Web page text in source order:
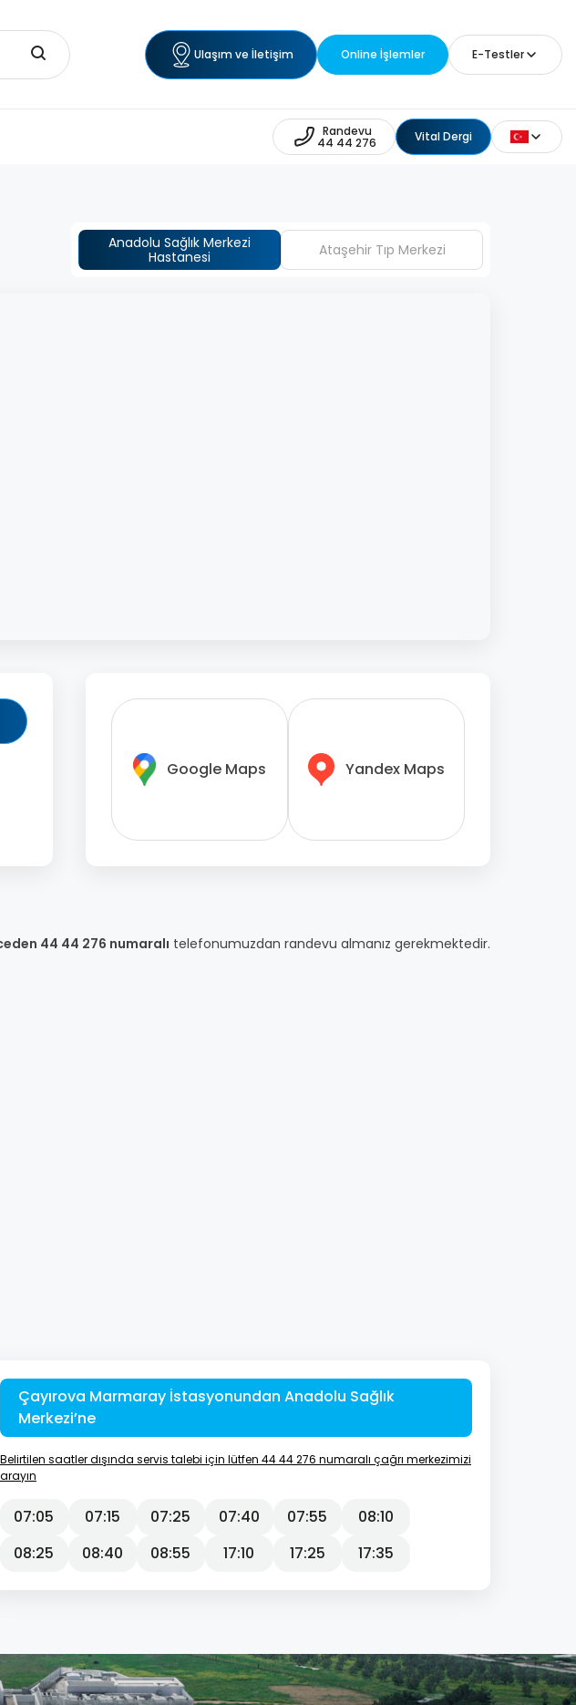
Ulaşım ve İletişim Online İşlemler E-Testler
Randevu
44 44 276 Vital Dergi
Anadolu Sağlık Merkezi
Hastanesi
Ataşehir Tıp Merkezi
Google Maps Yandex Maps
44 44 276 numaralı telefonumuzdan randevu almanız gerekmektedir.
Çayırova Marmaray İstasyonundan Anadolu Sağlık
Merkezi’ne
Belirtilen saatler dışında servis talebi için lütfen 44 44 276 numaralı çağrı merkezimizi
arayın
07:05 07:15 07:25 07:40 07:55
08:10
08:25
08:40 08:55 17:10 17:25 17:35